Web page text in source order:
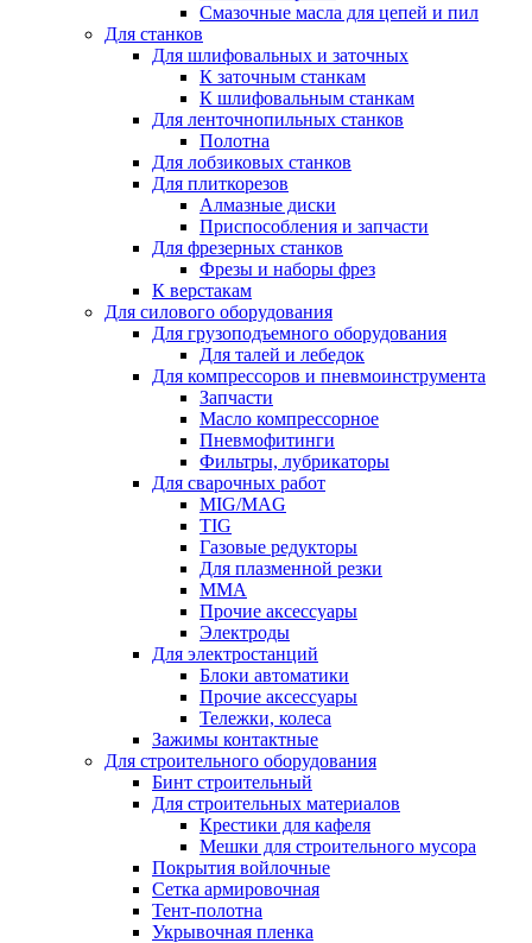
Смазочные масла для цепей и пил
Для станков
Для шлифовальных и заточных
К заточным станкам
К шлифовальным станкам
Для ленточнопильных станков
Полотна
Для лобзиковых станков
Для плиткорезов
Алмазные диски
Приспособления и запчасти
Для фрезерных станков
Фрезы и наборы фрез
К верстакам
Для силового оборудования
Для грузоподъемного оборудования
Для талей и лебедок
Для компрессоров и пневмоинструмента
Запчасти
Масло компрессорное
Пневмофитинги
Фильтры, лубрикаторы
Для сварочных работ
MIG/MAG
TIG
Газовые редукторы
Для плазменной резки
ММА
Прочие аксессуары
Электроды
Для электростанций
Блоки автоматики
Прочие аксессуары
Тележки, колеса
Зажимы контактные
Для строительного оборудования
Бинт строительный
Для строительных материалов
Крестики для кафеля
Мешки для строительного мусора
Покрытия войлочные
Сетка армировочная
Тент-полотна
Укрывочная пленка